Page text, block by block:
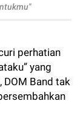
perhatian
yang
DOM Band tak